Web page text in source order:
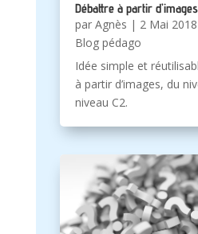
Débattre à partir
par Agnès | 2 Mai 2018
Blog pédago
Idée simple et
à partir d’images, du
niveau C2.